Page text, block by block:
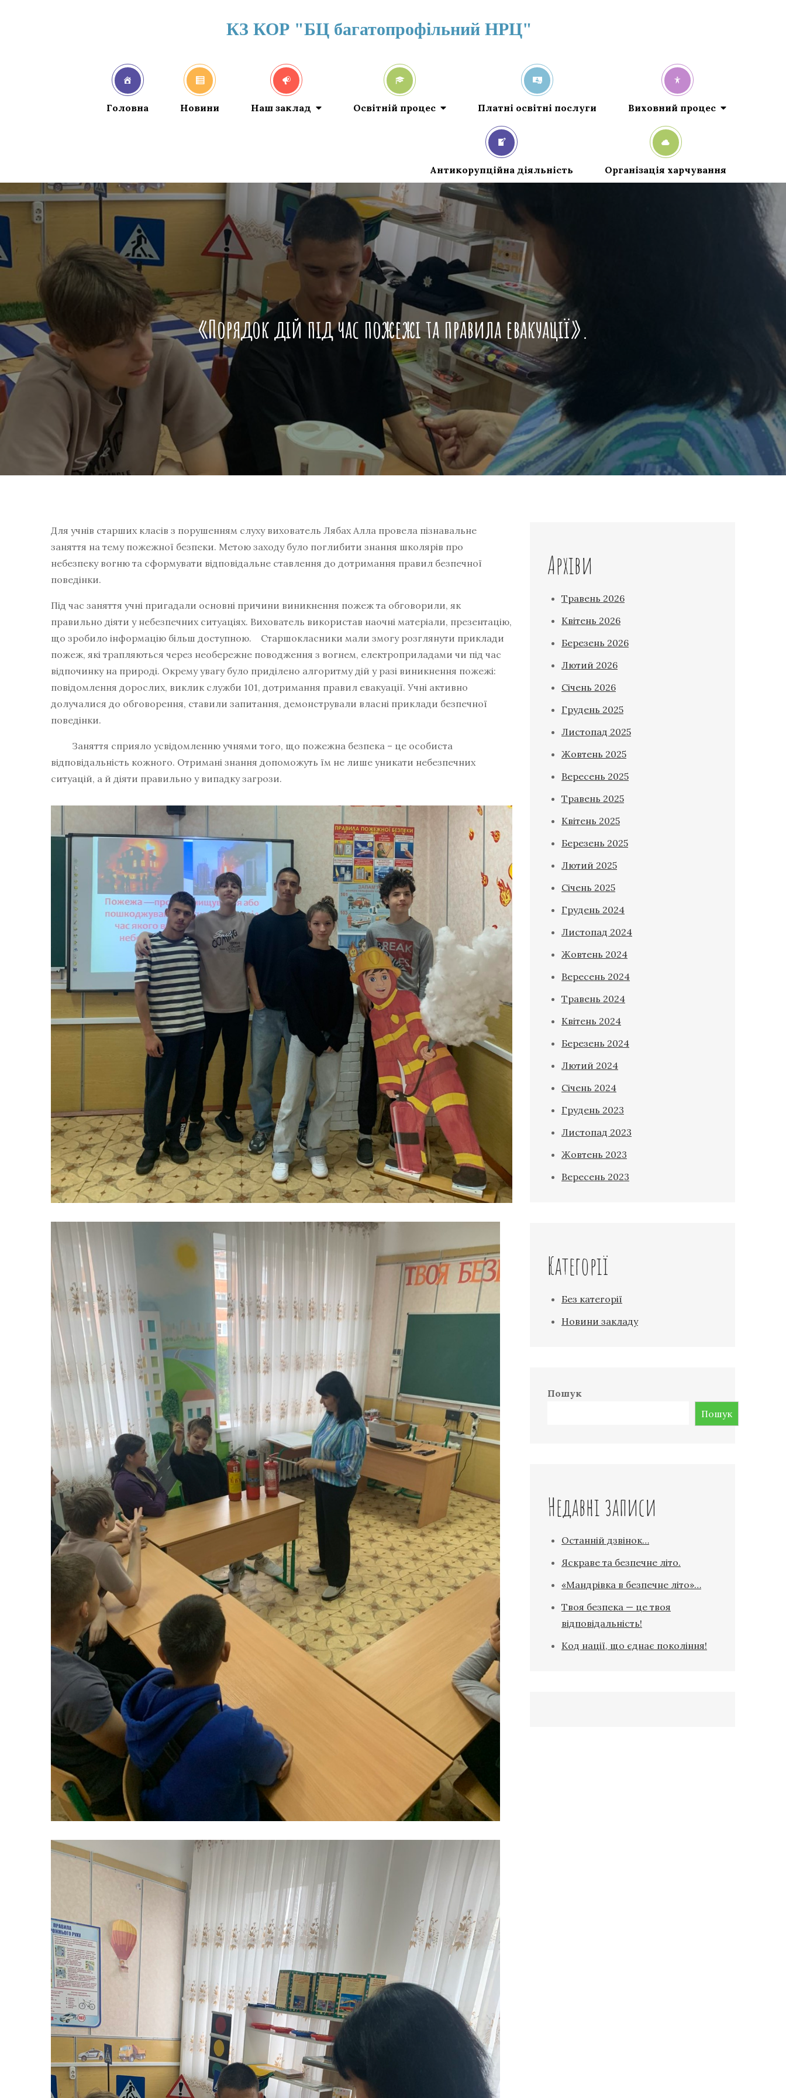
КЗ КОР "БЦ багатопрофільний НРЦ"
Головна Новини Наш заклад Освітній процес Платні освітні послуги Виховний процес
Антикорупційна діяльність Організація харчування
«Порядок дій під час пожежі та правила евакуації».
Для учнів старших класів з порушенням слуху вихователь Лябах Алла провела пізнавальне
заняття на тему пожежної безпеки. Метою заходу було поглибити знання школярів про
небезпеку вогню та сформувати відповідальне ставлення до дотримання правил безпечної
поведінки.
Під час заняття учні пригадали основні причини виникнення пожеж та обговорили, як
правильно діяти у небезпечних ситуаціях. Вихователь використав наочні матеріали, презентацію,
що зробило інформацію більш доступною. Старшокласники мали змогу розглянути приклади
пожеж, які трапляються через необережне поводження з вогнем, електроприладами чи під час
відпочинку на природі. Окрему увагу було приділено алгоритму дій у разі виникнення пожежі:
повідомлення дорослих, виклик служби 101, дотримання правил евакуації. Учні активно
долучалися до обговорення, ставили запитання, демонстрували власні приклади безпечної
поведінки.
Заняття сприяло усвідомленню учнями того, що пожежна безпека – це особиста
відповідальність кожного. Отримані знання допоможуть їм не лише уникати небезпечних
ситуацій, а й діяти правильно у випадку загрози.
Архіви
Травень 2026
Квітень 2026
Березень 2026
Лютий 2026
Січень 2026
Грудень 2025
Листопад 2025
Жовтень 2025
Вересень 2025
Травень 2025
Квітень 2025
Березень 2025
Лютий 2025
Січень 2025
Грудень 2024
Листопад 2024
Жовтень 2024
Вересень 2024
Травень 2024
Квітень 2024
Березень 2024
Лютий 2024
Січень 2024
Грудень 2023
Листопад 2023
Жовтень 2023
Вересень 2023
Категорії
Без категорії
Новини закладу
Пошук
Пошук
Недавні записи
Останній дзвінок…
Яскраве та безпечне літо.
«Мандрівка в безпечне літо»…
Твоя безпека — це твоя
відповідальність!
Код нації, що єднає покоління!